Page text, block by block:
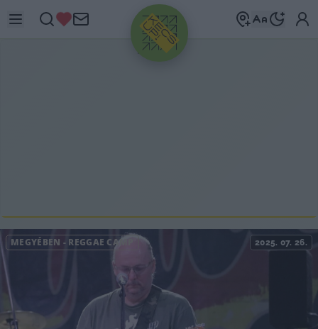
HIRDETÉS
MEGYÉBEN - REGGAE CAMP 2025. 07. 26.